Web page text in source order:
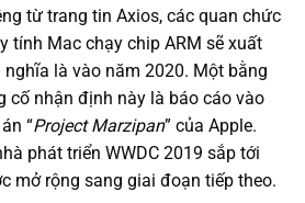
từ trang tin Axios, các quan chức
tính Mac chạy chip ARM sẽ xuất
nghĩa là vào năm 2020. Một bằng
cố nhận định này là báo cáo vào
“Project Marzipan” của Apple.
phát triển WWDC 2019 sắp tới
mở rộng sang giai đoạn tiếp theo.